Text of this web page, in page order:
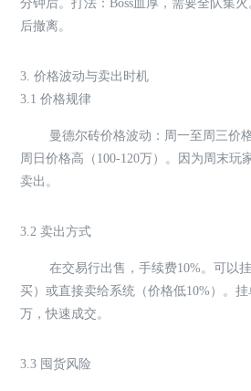
分钟后。打法：Boss血厚，需要全队集
后撤离。
3. 价格波动与卖出时机
3.1 价格规律
曼德尔砖价格波动：周一至周三价
周日价格高（100-120万）。因为周末玩
卖出。
3.2 卖出方式
在交易行出售，手续费10%。可以
买）或直接卖给系统（价格低10%）。
万，快速成交。
3.3 囤货风险